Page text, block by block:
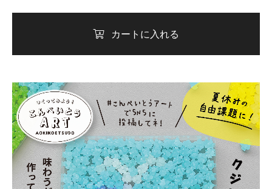
カートに入れる